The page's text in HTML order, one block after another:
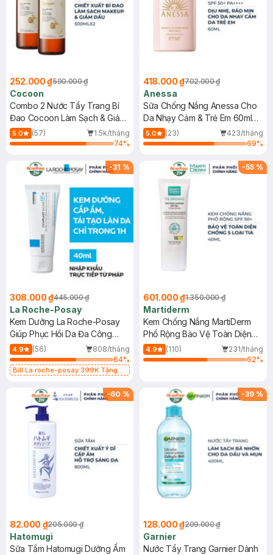
252.000 ₫590.000 ₫
Cocoon
Combo 2 Nước Tẩy Trang Bí
Đao Cocoon Làm Sạch & Giảm
Dầu 500ml
5.0 (57)
1.5k/tháng
74%
418.000 ₫702.000 ₫
Anessa
Sữa Chống Nắng Anessa Cho
Da Nhạy Cảm & Trẻ Em 60ml
(Mới)
5.0 (23)
423/tháng
69%
-31 %
308.000 ₫445.000 ₫
La Roche-Posay
Kem Dưỡng La Roche-Posay
Giúp Phục Hồi Da Đa Công
Dụng 40ml
4.9 (56)
808/tháng
64%
Bill La roche-posay 399K Tặng
(SL có hạn)
-55 %
601.000 ₫1.350.000 ₫
Martiderm
Kem Chống Nắng MartiDerm
Phổ Rộng Bảo Vệ Toàn Diện
40ml
4.9 (110)
231/tháng
62%
-60 %
82.000 ₫205.000 ₫
Hatomugi
Sữa Tắm Hatomugi Dưỡng Ẩm
-39 %
128.000 ₫209.000 ₫
Garnier
Nước Tẩy Trang Garnier Dành